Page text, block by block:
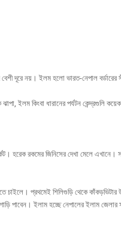
দূরে নয়। ইলম হলো ভারত-নেপাল
ইলম কিংবা ধারানের পর্যটন
হরেক রকমের জিনিসের দেখা মেলে
চাইলে। প্রথমেই শিলিগুড়ি থেকে
পাবেন। ইলাম হচ্ছে নেপালের ইলাম